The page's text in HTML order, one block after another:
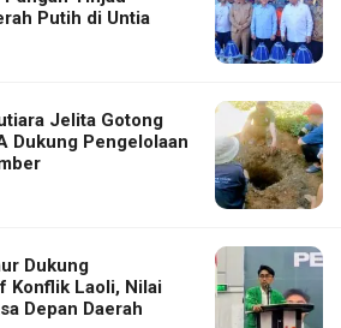
Putih di Untia
Jelita Gotong
Dukung Pengelolaan
Dukung
Konflik Laoli, Nilai
Depan Daerah